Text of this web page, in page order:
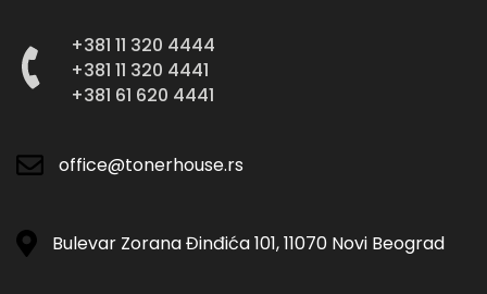
+381 11 320 4444
+381 11 320 4441
+381 61 620 4441
office@tonerhouse.rs
Bulevar Zorana Đinđića 101, 11070 Novi Beograd